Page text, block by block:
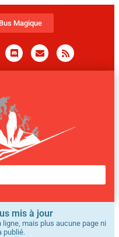
Magique
mis à jour
mais plus aucune page ni
publié.